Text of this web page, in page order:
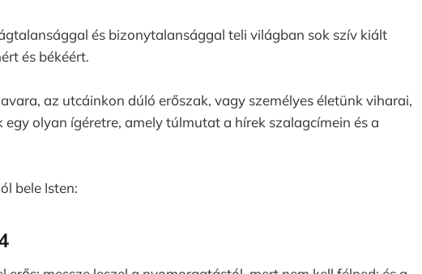
és bizonytalansággal teli világban sok szív kiált
és békéért.
az utcáinkon dúló erőszak, vagy személyes életünk viharai,
olyan ígéretre, amely túlmutat a hírek szalagcímein és a
bele Isten: